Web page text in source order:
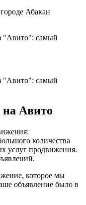
Абакан
на Авито
количества
услуг продвижения.
которое мы
объявление было в